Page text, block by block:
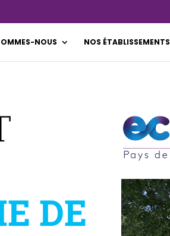
NOUS NOS ÉTABLISSEMENTS
DE